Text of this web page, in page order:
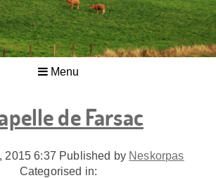
Menu
de Farsac
2015 6:37 Published by Neskorpas
Categorised in: